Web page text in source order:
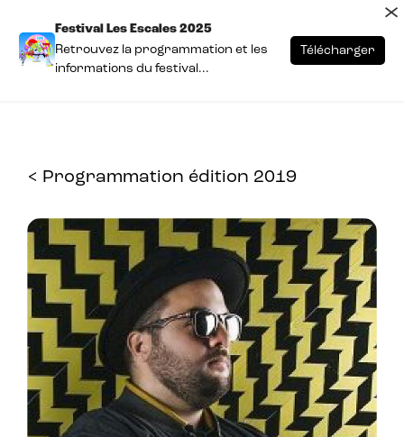
< Programmation édition 2019
Festival Les Escales 2025
Retrouvez la programmation et les
informations du festival...
Télécharger
×